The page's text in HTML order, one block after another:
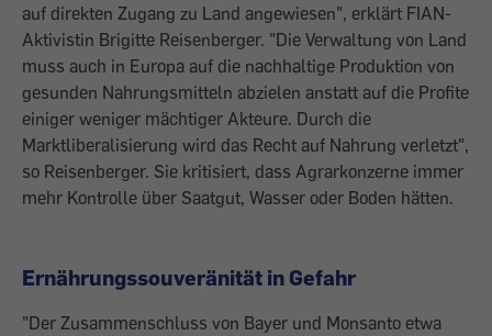
auf direkten Zugang zu Land angewiesen", erklärt FIAN-
Akti­vistin Brigitte Reisenberger. "Die Verwaltung von Land
muss auch in Europa auf die nachhaltige Produktion von
gesunden Nahrungsmitteln abzielen anstatt auf die Profite
­einiger weniger mächtiger Akteure. Durch die
Marktliberalisierung wird das Recht auf Nahrung verletzt",
so Reisenberger. Sie kritisiert, dass Agrarkonzerne immer
mehr Kontrolle über Saatgut, Wasser oder Boden hätten.
Ernährungssouveränität in Gefahr
"Der Zusammenschluss von Bayer und Monsanto etwa